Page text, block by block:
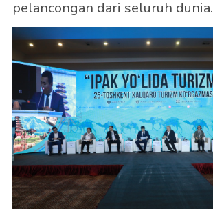
pelancongan dari seluruh dunia.